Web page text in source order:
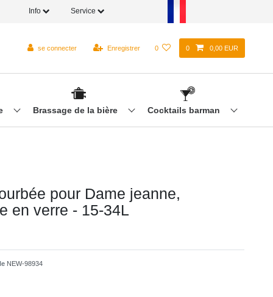
Info Service
se connecter Enregistrer 0 0 0,00 EUR
Brassage de la bière Cocktails barman
pour Dame jeanne,
en verre - 15-34L
NEW-98934